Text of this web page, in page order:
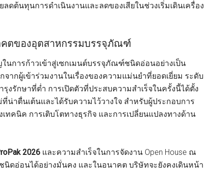
ต้นทุนการดำเนินงานและลดของเสียในช่วงเริ่มเดินเครื่อง
ตของอุตสาหกรรมบรรจุภัณฑ์
นการก้าวเข้าสู่เซกเมนต์บรรจุภัณฑ์ชนิดอ่อนอย่างเป็น
ากผู้เข้าร่วมงานในเรื่องของความแม่นยำที่ยอดเยี่ยม ระดับ
งรักษาที่ต่ำ การเปิดตัวที่ประสบความสำเร็จในครั้งนี้ได้ตั้ง
น่าตื่นเต้นและได้รับความไว้วางใจ สำหรับผู้ประกอบการ
คนิค การเติบโตทางธุรกิจ และการเปลี่ยนแปลงทางด้าน
2026 และความสำเร็จในการจัดงาน Open House ณ
ดอ่อนได้อย่างมั่นคง และในอนาคต บริษัทจะยังคงเดินหน้า